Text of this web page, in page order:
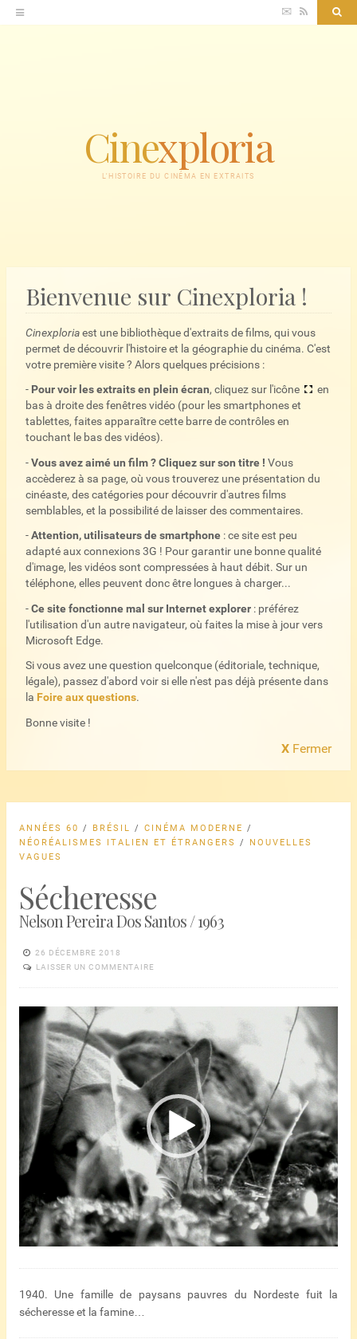
Accéder
au
✉ RSS
Cinexploria
L'HISTOIRE DU CINÉMA EN EXTRAITS
Bienvenue sur Cinexploria !
Cinexploriaest une bibliothèque d'extraits de films, qui vous
permet de découvrir l'histoire et la géographie du cinéma. C'est
votre première visite ? Alors quelques précisions :
- Pour voir les extraits en plein écran, cliquez sur l'icône
en
bas à droite des fenêtres vidéo (pour les smartphones et
tablettes, faites apparaître cette barre de contrôles en
touchant le bas des vidéos).
-Vous avez aimé un film ? Cliquez sur son titre ! Vous
accèderez à sa page, où vous trouverez une présentation du
cinéaste, des catégories pour découvrir d'autres films
semblables, et la possibilité de laisser des commentaires.
-Attention, utilisateurs de smartphone : ce site est peu
adapté aux connexions 3G ! Pour garantir une bonne qualité
d'image, les vidéos sont compressées à haut débit. Sur un
téléphone, elles peuvent donc être longues à charger...
-Ce site fonctionne mal sur Internet explorer : préférez
l'utilisation d'un autre navigateur, où faites la mise à jour vers
Microsoft Edge.
Si vous avez une question quelconque (éditoriale, technique,
légale), passez d'abord voir si elle n'est pas déjà présente dans
la Foire aux questions.
Bonne visite !
X Fermer
ANNÉES 60 / BRÉSIL / CINÉMA MODERNE /
NÉORÉALISMES ITALIEN ET ÉTRANGERS
/
NOUVELLES
VAGUES
Sécheresse
Nelson Pereira Dos Santos / 1963
26 DÉCEMBRE 2018
LAISSER UN COMMENTAIRE
Lecteur
vidéo
1940. Une famille de paysans pauvres du Nordeste fuit la
sécheresse et la famine…